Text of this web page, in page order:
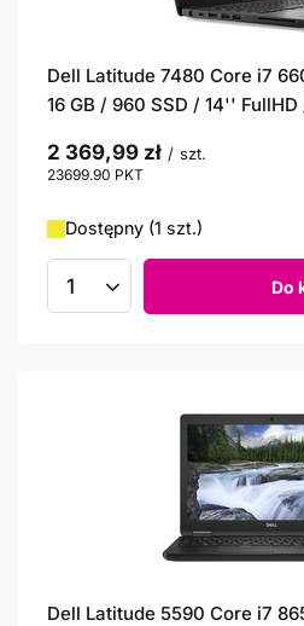
Dell Latitude 7480 Core i7
16 GB / 960 SSD / 14''
2 369,99 zł / szt.
23699.90 PKT
Dostępny (1 szt.)
Ilość produktów Do
Dell Latitude 5590 Core i7